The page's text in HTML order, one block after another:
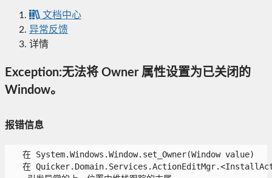
文档中心
异常反馈
详情
Exception:无法将 Owner 属性设置为已关闭的
Window。
报错信息
   在 System.Windows.Window.set_Owner(Window value)
在